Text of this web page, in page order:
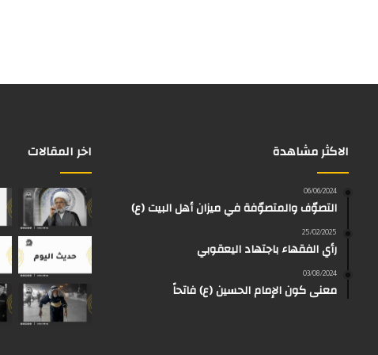
الاكثر مشاهدة
06/06/2024
التصوّف والمتصوّفة في ميزان أهل البيت (ع)
25/02/2025
رأي الفقهاء باجتهاد اليعقوبي
03/08/2024
معنى كون الإمام الحسين (ع) فاتحاً
اخر المقالات